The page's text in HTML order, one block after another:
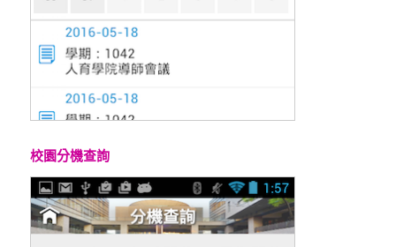
校園分機查詢